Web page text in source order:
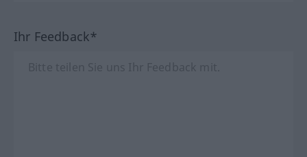
Ihr Feedback*